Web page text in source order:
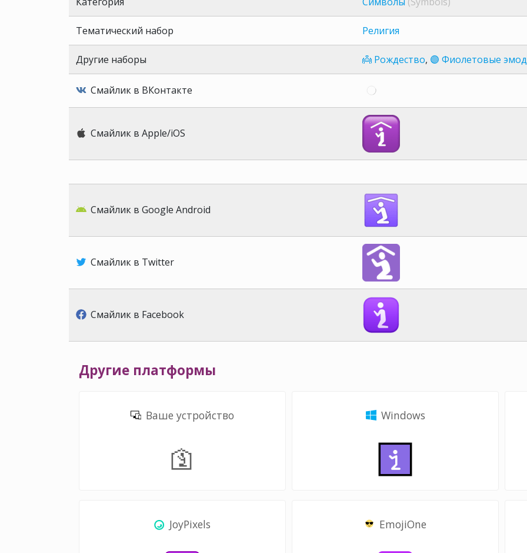
Тематический набор Религия
Другие наборы 👼 Рождество, 🟣 Фиолетовые
Смайлик в ВКонтакте
Смайлик в Apple/iOS
Смайлик в Google Android
Смайлик в Twitter
Смайлик в Facebook
Другие платформы
Ваше устройство
🛐
Windows
JoyPixels EmojiOne